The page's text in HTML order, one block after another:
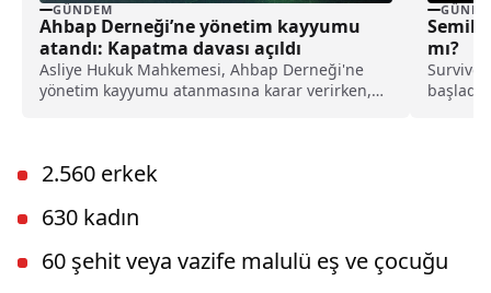
GÜNDEM
Ahbap Derneği’ne yönetim kayyumu
atandı: Kapatma davası açıldı
Asliye Hukuk Mahkemesi, Ahbap Derneği'ne
yönetim kayyumu atanmasına karar verirken,
Semih
mı?
başladı.
2.560 erkek
630 kadın
60 şehit veya vazife malulü eş ve çocuğu